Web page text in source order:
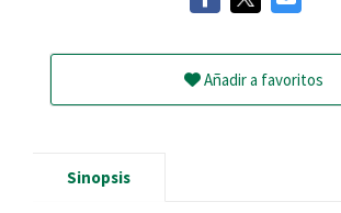
Añadir a favoritos
Sinopsis